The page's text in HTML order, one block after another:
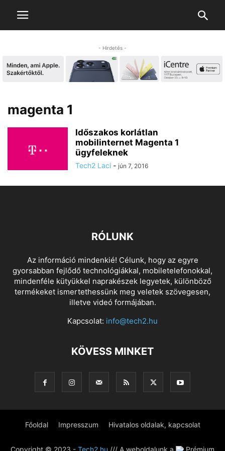
- Hirdetés -
magenta 1
Időszakos korlátlan
mobilinternet Magenta 1
ügyfeleknek
Tech2 Laci - jún 7, 2016
RÓLUNK
Az információ mindenkié! Célunk, hogy az egyre
gyorsabban fejlődő technológiákkal, mobiletelefonokkal,
mindenféle kütyükkel naprakészek legyetek, különböző
termékeket ismertethessünk meg veletek szövegesen,
illetve videó formájában.
Kapcsolat: info@tech2.hu
KÖVESS MINKET
Főoldal Impresszum Hivatalos oldalak, kapcsolat